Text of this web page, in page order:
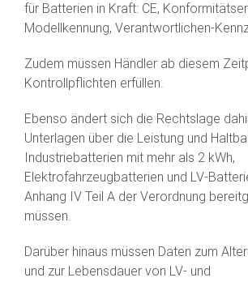
für Batterien in Kraft: CE,
Modellkennung, Verantwortlichen-
Zudem müssen Händler ab diesem
Kontrollpflichten erfüllen.
Ebenso ändert sich die Rechtslage
Unterlagen über die Leistung und
Industriebatterien mit mehr als 2 kWh,
Elektrofahrzeugbatterien und LV-
Anhang IV Teil A der Verordnung
müssen.
Darüber hinaus müssen Daten zum
und zur Lebensdauer von LV- und